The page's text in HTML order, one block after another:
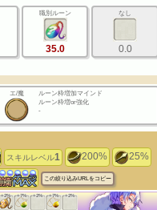
職別ルーン
35.0
なし
0.0
エ/魔
ルーン枠増加マインド
ルーン枠増or強化
-
スキルレベル1 200%
25%
この絞り込みURLをコピー
+2% +7% +2% +7% +2%